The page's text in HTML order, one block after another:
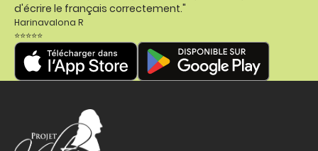
d'écrire le français correctement."
Harinavalona R
⭐⭐⭐⭐⭐